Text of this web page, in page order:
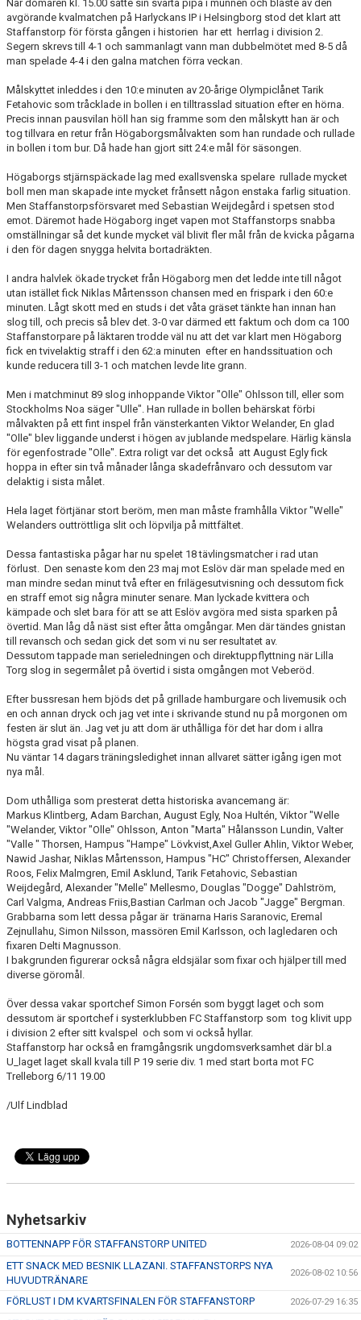
MEDLEMSTIPS
EM / VM TIPS
När domaren kl. 15.00 satte sin svarta pipa i munnen och blåste av den
avgörande kvalmatchen på Harlyckans IP i Helsingborg stod det klart att
Staffanstorp för första gången i historien har ett herrlag i division 2.
Segern skrevs till 4-1 och sammanlagt vann man dubbelmötet med 8-5 då
man spelade 4-4 i den galna matchen förra veckan.
Målskyttet inleddes i den 10:e minuten av 20-årige Olympiclånet Tarik
Fetahovic som tråcklade in bollen i en tilltrasslad situation efter en hörna.
Precis innan pausvilan höll han sig framme som den målskytt han är och
tog tillvara en retur från Högaborgsmålvakten som han rundade och rullade
in bollen i tom bur. Då hade han gjort sitt 24:e mål för säsongen.
Högaborgs stjärnspäckade lag med exallsvenska spelare rullade mycket
boll men man skapade inte mycket frånsett någon enstaka farlig situation.
Men Staffanstorpsförsvaret med Sebastian Weijdegård i spetsen stod
emot. Däremot hade Högaborg inget vapen mot Staffanstorps snabba
omställningar så det kunde mycket väl blivit fler mål från de kvicka pågarna
i den för dagen snygga helvita bortadräkten.
I andra halvlek ökade trycket från Högaborg men det ledde inte till något
utan istället fick Niklas Mårtensson chansen med en frispark i den 60:e
minuten. Lågt skott med en studs i det våta gräset tänkte han innan han
slog till, och precis så blev det. 3-0 var därmed ett faktum och dom ca 100
Staffanstorpare på läktaren trodde väl nu att det var klart men Högaborg
fick en tvivelaktig straff i den 62:a minuten efter en handssituation och
kunde reducera till 3-1 och matchen levde lite grann.
Men i matchminut 89 slog inhoppande Viktor "Olle" Ohlsson till, eller som
Stockholms Noa säger "Ulle". Han rullade in bollen behärskat förbi
målvakten på ett fint inspel från vänsterkanten Viktor Welander, En glad
"Olle" blev liggande underst i högen av jublande medspelare. Härlig känsla
för egenfostrade "Olle". Extra roligt var det också att August Egly fick
hoppa in efter sin två månader långa skadefrånvaro och dessutom var
delaktig i sista målet.
Hela laget förtjänar stort beröm, men man måste framhålla Viktor "Welle"
Welanders outtröttliga slit och löpvilja på mittfältet.
Dessa fantastiska pågar har nu spelet 18 tävlingsmatcher i rad utan
förlust. Den senaste kom den 23 maj mot Eslöv där man spelade med en
man mindre sedan minut två efter en frilägesutvisning och dessutom fick
en straff emot sig några minuter senare. Man lyckade kvittera och
kämpade och slet bara för att se att Eslöv avgöra med sista sparken på
övertid. Man låg då näst sist efter åtta omgångar. Men där tändes gnistan
till revansch och sedan gick det som vi nu ser resultatet av.
Dessutom tappade man serieledningen och direktuppflyttning när Lilla
Torg slog in segermålet på övertid i sista omgången mot Veberöd.
Efter bussresan hem bjöds det på grillade hamburgare och livemusik och
en och annan dryck och jag vet inte i skrivande stund nu på morgonen om
festen är slut än. Jag vet ju att dom är uthålliga för det har dom i allra
högsta grad visat på planen.
Nu väntar 14 dagars träningsledighet innan allvaret sätter igång igen mot
nya mål.
Dom uthålliga som presterat detta historiska avancemang är:
Markus Klintberg, Adam Barchan, August Egly, Noa Hultén, Viktor "Welle
"Welander, Viktor "Olle" Ohlsson, Anton "Marta" Hålansson Lundin, Valter
"Valle " Thorsen, Hampus "Hampe" Lövkvist,Axel Guller Ahlin, Viktor Weber,
Nawid Jashar, Niklas Mårtensson, Hampus "HC" Christoffersen, Alexander
Roos, Felix Malmgren, Emil Asklund, Tarik Fetahovic, Sebastian
Weijdegård, Alexander "Melle" Mellesmo, Douglas "Dogge" Dahlström,
Carl Valgma, Andreas Friis,Bastian Carlman och Jacob "Jagge" Bergman.
Grabbarna som lett dessa pågar är tränarna Haris Saranovic, Eremal
Zejnullahu, Simon Nilsson, massören Emil Karlsson, och lagledaren och
fixaren Delti Magnusson.
I bakgrunden figurerar också några eldsjälar som fixar och hjälper till med
diverse göromål.
Över dessa vakar sportchef Simon Forsén som byggt laget och som
dessutom är sportchef i systerklubben FC Staffanstorp som tog klivit upp
i division 2 efter sitt kvalspel och som vi också hyllar.
Staffanstorp har också en framgångsrik ungdomsverksamhet där bl.a
U_laget laget skall kvala till P 19 serie div. 1 med start borta mot FC
Trelleborg 6/11 19.00
/Ulf Lindblad
Nyhetsarkiv
BOTTENNAPP FÖR STAFFANSTORP UNITED 2026-08-04 09:02
ETT SNACK MED BESNIK LLAZANI. STAFFANSTORPS NYA
HUVUDTRÄNARE
2026-08-02 10:56
FÖRLUST I DM KVARTSFINALEN FÖR STAFFANSTORP 2026-07-29 16:35